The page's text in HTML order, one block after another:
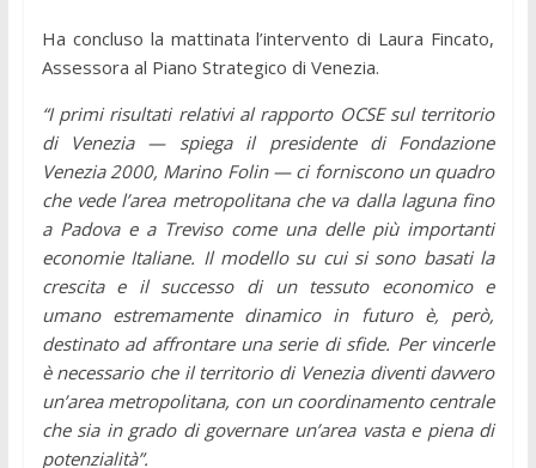
Ha concluso la mattinata l’intervento di Laura Fincato,
Assessora al Piano Strategico di Venezia.
“I primi risultati relativi al rapporto OCSE sul territorio
di Venezia — spiega il presidente di Fondazione
Venezia 2000, Marino Folin — ci forniscono un quadro
che vede l’area metropolitana che va dalla laguna fino
a Padova e a Treviso come una delle più importanti
economie Italiane. Il modello su cui si sono basati la
crescita e il successo di un tessuto economico e
umano estremamente dinamico in futuro è, però,
destinato ad affrontare una serie di sfide. Per vincerle
è necessario che il territorio di Venezia diventi davvero
un’area metropolitana, con un coordinamento centrale
che sia in grado di governare un’area vasta e piena di
potenzialità”.